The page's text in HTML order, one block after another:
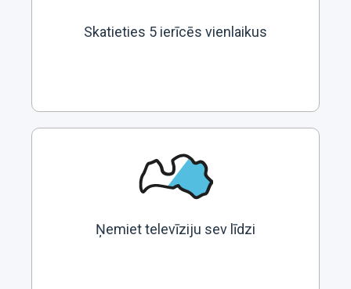
Skatieties 5 ierīcēs vienlaikus
Ņemiet televīziju sev līdzi